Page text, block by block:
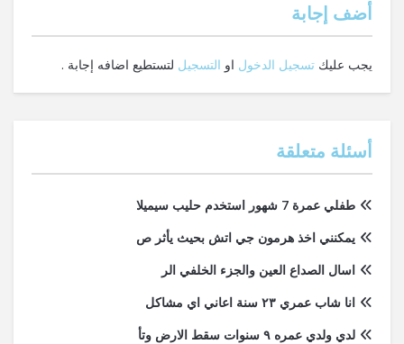
‫أضف إجابة
يجب عليك تسجيل الدخول او التسجيل لتستطيع اضافه إجابة .
أسئلة متعلقة
طفلي عمرة 7 شهور استخدم حليب سيميلا
يمكنني اخذ هرمون جي اتش بحيث يأثر ص
اسال الصداع العين والجزء الخلفي الر
انا شاب عمري ٢٣ سنة اعاني اي مشاكل
لدي ولدي عمره ٩ سنوات سقط الارض وتأ